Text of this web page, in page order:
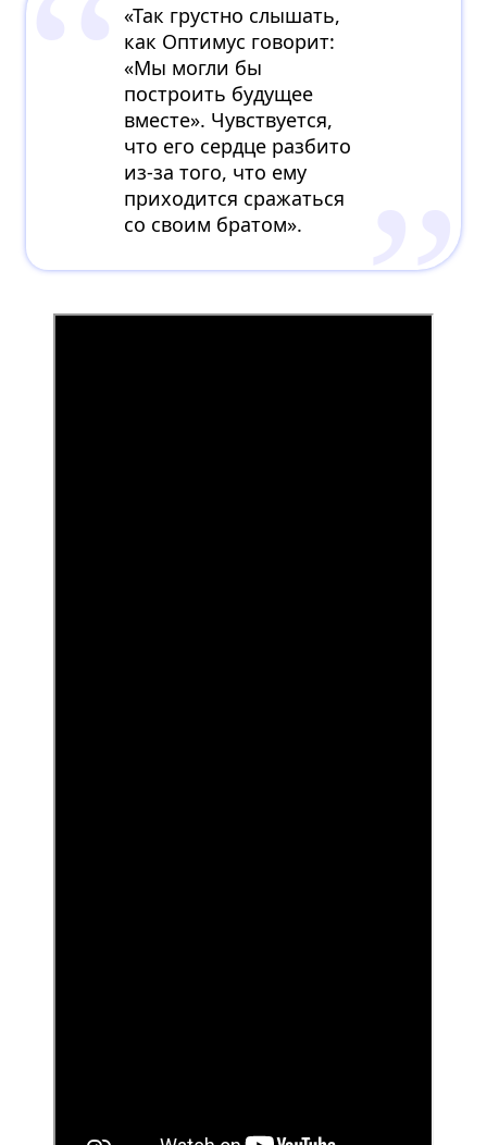
«Так грустно слышать,
как Оптимус говорит:
«Мы могли бы
построить будущее
вместе». Чувствуется,
что его сердце разбито
из-за того, что ему
приходится сражаться
со своим братом».